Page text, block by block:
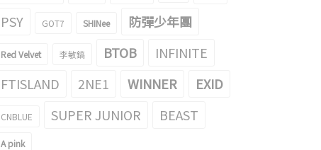
PSY
GOT7 SHINee 防彈少年團
Red Velvet 李敏鎬 BTOB
INFINITE
FTISLAND
2NE1 WINNER EXID
CNBLUE SUPER JUNIOR BEAST
A pink